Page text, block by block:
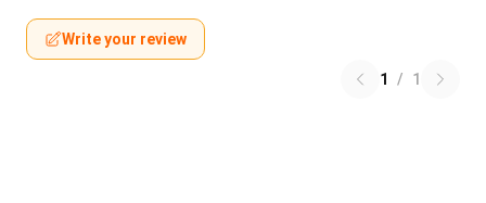
Write your review
1 / 1